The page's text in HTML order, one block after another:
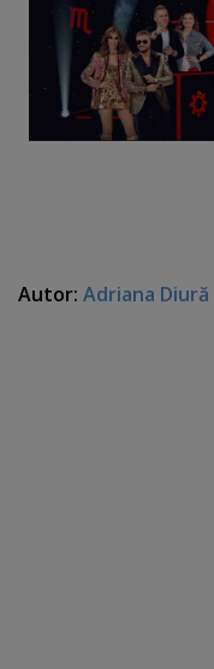
Autor: Adriana Diură